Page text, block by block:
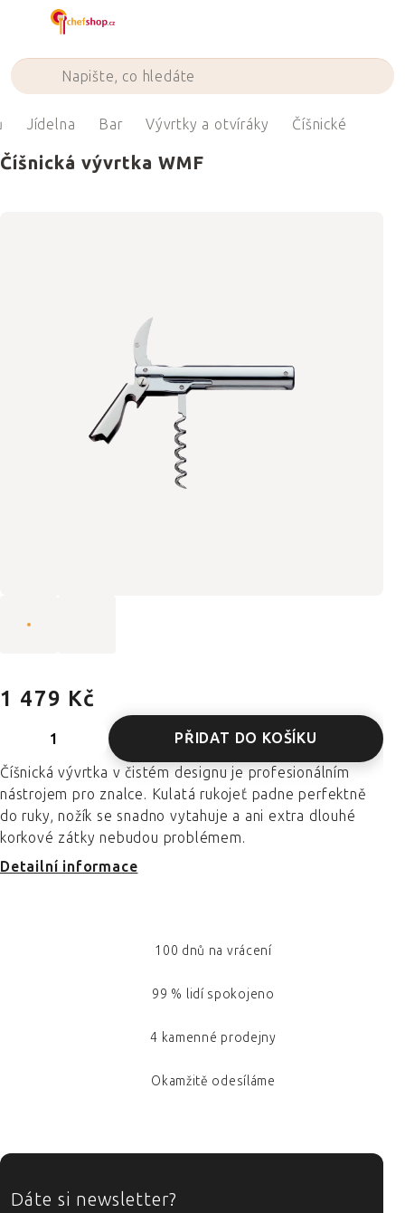
Jídelna Bar Vývrtky a otvíráky Číšnické
Číšnická vývrtka WMF
1 479 Kč
PŘIDAT DO KOŠÍKU
Číšnická vývrtka v čistém designu je profesionálním
nástrojem pro znalce. Kulatá rukojeť padne perfektně
do ruky, nožík se snadno vytahuje a ani extra dlouhé
korkové zátky nebudou problémem.
Detailní informace
100 dnů na vrácení
99 % lidí spokojeno
4 kamenné prodejny
Okamžitě odesíláme
ZÁPATÍ
Dáte si newsletter?